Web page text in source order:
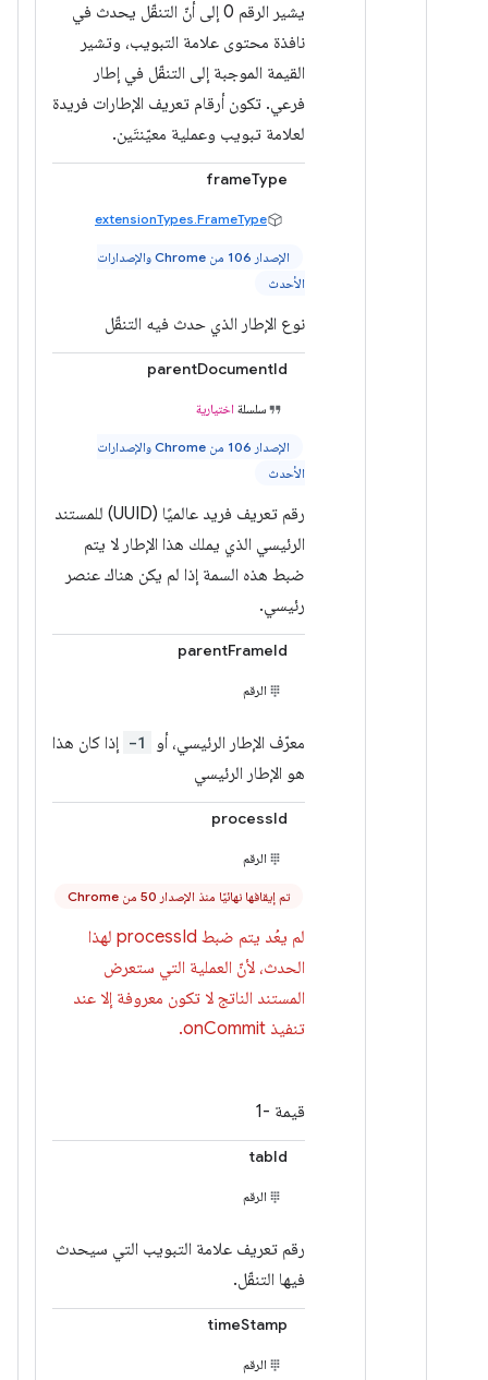
يشير الرقم 0 إلى أنّ التنقّل يحدث في
نافذة محتوى علامة التبويب، وتشير
القيمة الموجبة إلى التنقّل في إطار
فرعي. تكون أرقام تعريف الإطارات فريدة
لعلامة تبويب وعملية معيّنتَين.
frameType
extensionTypes.FrameType
الإصدار 106 من Chrome والإصدارات
الأحدث
نوع الإطار الذي حدث فيه التنقّل
parentDocumentId
سلسلة اختيارية
الإصدار 106 من Chrome والإصدارات
الأحدث
رقم تعريف فريد عالميًا (UUID) للمستند
الرئيسي الذي يملك هذا الإطار لا يتم
ضبط هذه السمة إذا لم يكن هناك عنصر
رئيسي.
parentFrameId
الرقم
معرّف الإطار الرئيسي، أو -1 إذا كان هذا
هو الإطار الرئيسي
processId
الرقم
تم إيقافها نهائيًا منذ الإصدار 50 من Chrome
لم يعُد يتم ضبط processId لهذا
الحدث، لأنّ العملية التي ستعرض
المستند الناتج لا تكون معروفة إلا عند
تنفيذ onCommit.
قيمة -1
tabId
الرقم
رقم تعريف علامة التبويب التي سيحدث
فيها التنقّل.
timeStamp
الرقم